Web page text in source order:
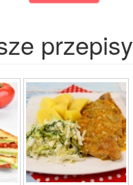
przepisy